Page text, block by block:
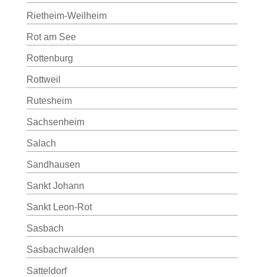
Rietheim-Weilheim
Rot am See
Rottenburg
Rottweil
Rutesheim
Sachsenheim
Salach
Sandhausen
Sankt Johann
Sankt Leon-Rot
Sasbach
Sasbachwalden
Satteldorf